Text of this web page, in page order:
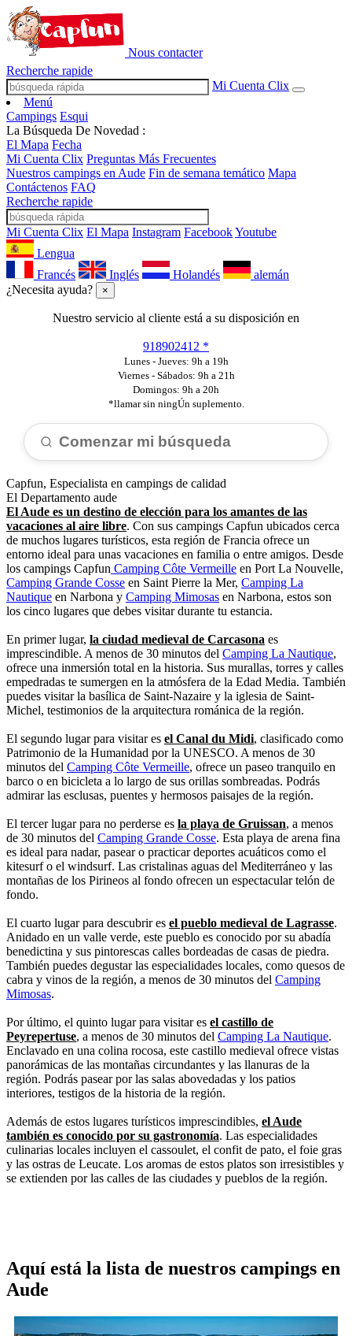
Nous contacter
Recherche rapide
Mi Cuenta Clix
Menú
Campings Esqui
La Búsqueda De Novedad :
El Mapa Fecha
Mi Cuenta Clix Preguntas Más Frecuentes
Nuestros campings en Aude Fin de semana temático Mapa
Contáctenos FAQ
Recherche rapide
Mi Cuenta Clix El Mapa Instagram FacebookYoutube
Lengua
Francés
Inglés Holandés
alemán
¿Necesita ayuda?
×
Nuestro servicio al cliente está a su disposición en
918902412 *
Lunes - Jueves: 9h a 19h
Viernes - Sábados: 9h a 21h
Domingos: 9h a 20h
*llamar sin ningÚn suplemento.
Comenzar mi búsqueda
Capfun, Especialista en campings de calidad
El Departamento aude
El Aude es un destino de elección para los amantes de las
vacaciones al aire libre. Con sus campings Capfun ubicados cerca
de muchos lugares turísticos, esta región de Francia ofrece un
entorno ideal para unas vacaciones en familia o entre amigos. Desde
los campings Capfun Camping Côte Vermeille en Port La Nouvelle,
Camping Grande Cosse en Saint Pierre la Mer, Camping La
Nautique en Narbona y Camping Mimosas en Narbona, estos son
los cinco lugares que debes visitar durante tu estancia.
En primer lugar, la ciudad medieval de Carcasona es
imprescindible. A menos de 30 minutos del Camping La Nautique,
ofrece una inmersión total en la historia. Sus murallas, torres y calles
empedradas te sumergen en la atmósfera de la Edad Media. También
puedes visitar la basílica de Saint-Nazaire y la iglesia de Saint-
Michel, testimonios de la arquitectura románica de la región.
El segundo lugar para visitar es el Canal du Midi, clasificado como
Patrimonio de la Humanidad por la UNESCO. A menos de 30
minutos del Camping Côte Vermeille, ofrece un paseo tranquilo en
barco o en bicicleta a lo largo de sus orillas sombreadas. Podrás
admirar las esclusas, puentes y hermosos paisajes de la región.
El tercer lugar para no perderse es la playa de Gruissan, a menos
de 30 minutos del Camping Grande Cosse. Esta playa de arena fina
es ideal para nadar, pasear o practicar deportes acuáticos como el
kitesurf o el windsurf. Las cristalinas aguas del Mediterráneo y las
montañas de los Pirineos al fondo ofrecen un espectacular telón de
fondo.
El cuarto lugar para descubrir es el pueblo medieval de Lagrasse.
Anidado en un valle verde, este pueblo es conocido por su abadía
benedictina y sus pintorescas calles bordeadas de casas de piedra.
También puedes degustar las especialidades locales, como quesos de
cabra y vinos de la región, a menos de 30 minutos del Camping
Mimosas.
Por último, el quinto lugar para visitar es el castillo de
Peyrepertuse, a menos de 30 minutos del Camping La Nautique.
Enclavado en una colina rocosa, este castillo medieval ofrece vistas
panorámicas de las montañas circundantes y las llanuras de la
región. Podrás pasear por las salas abovedadas y los patios
interiores, testigos de la historia de la región.
Además de estos lugares turísticos imprescindibles, el Aude
también es conocido por su gastronomía. Las especialidades
culinarias locales incluyen el cassoulet, el confit de pato, el foie gras
y las ostras de Leucate. Los aromas de estos platos son irresistibles y
se extienden por las calles de las ciudades y pueblos de la región.
Aquí está la lista de nuestros campings en
Aude